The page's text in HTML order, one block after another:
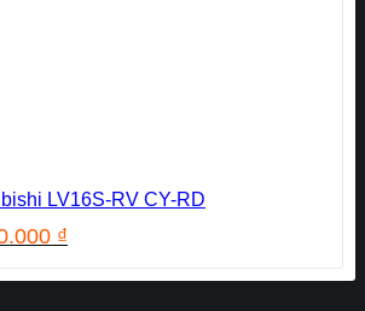
LV16S-RV CY-RD
₫
tại